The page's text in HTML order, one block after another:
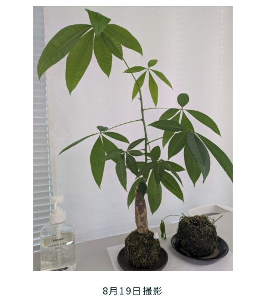
8月19日撮影